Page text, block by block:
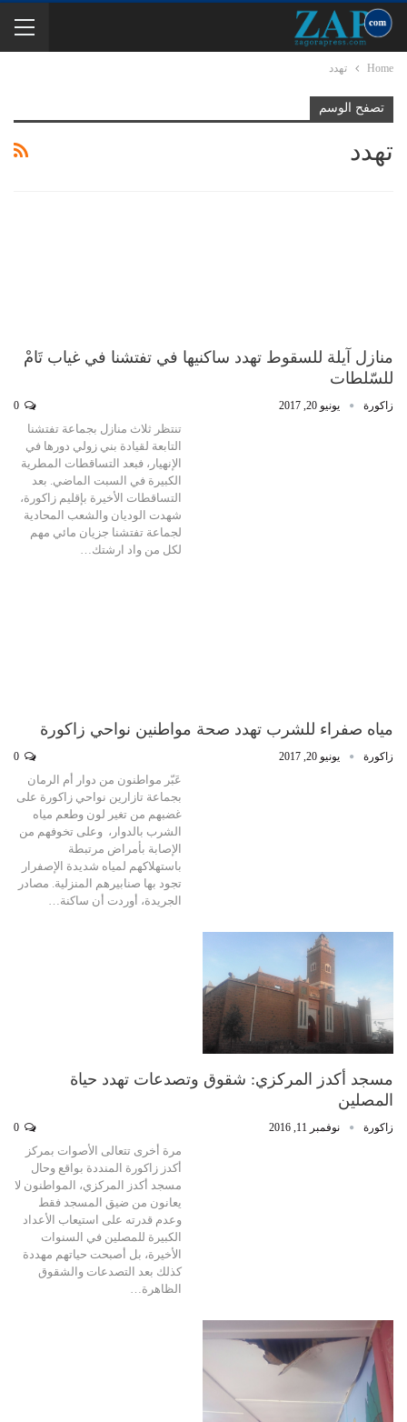
Home تهدد
تصفح الوسم
تهدد
منازل آيلة للسقوط تهدد ساكنيها في تفتشنا في غياب تَامْ
للسّلطات
زاكورة يونيو 20, 2017
تنتظر ثلاث منازل بجماعة تفتشنا
التابعة لقيادة بني زولي دورها في
الإنهيار، فبعد التساقطات المطرية
الكبيرة في السبت الماضي. بعد
التساقطات الأخيرة بإقليم زاكورة،
شهدت الوديان والشعب المحادية
لجماعة تفتشنا جزيان مائي مهم
لكل من واد ارشتك…
مياه صفراء للشرب تهدد صحة مواطنين نواحي زاكورة
زاكورة يونيو 20, 2017
عَبّر مواطنون من دوار أم الرمان
بجماعة تازارين نواحي زاكورة على
غضبهم من تغير لون وطعم مياه
الشرب بالدوار، وعلى تخوفهم من
الإصابة بأمراض مرتبطة
باستهلاكهم لمياه شديدة الإصفرار
تجود بها صنابيرهم المنزلية. مصادر
الجريدة، أوردت أن ساكنة…
مسجد أكدز المركزي: شقوق وتصدعات تهدد حياة
المصلين
زاكورة نوفمبر 11, 2016
مرة أخرى تتعالى الأصوات بمركز
أكدز زاكورة المنددة بواقع وحال
مسجد أكدز المركزي، المواطنون لا
يعانون من ضيق المسجد فقط
وعدم قدرته على استيعاب الأعداد
الكبيرة للمصلين في السنوات
الأخيرة، بل أصبحت حياتهم مهددة
كذلك بعد التصدعات والشقوق
الظاهرة…